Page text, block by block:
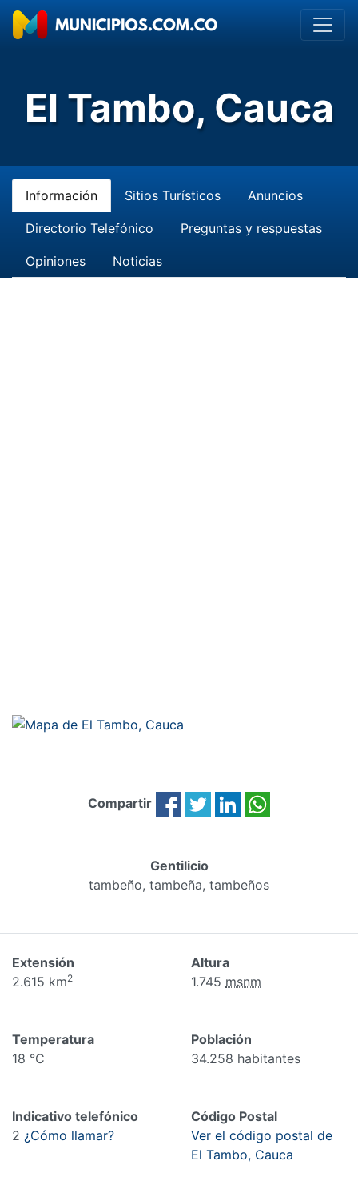
El Tambo, Cauca
Información Sitios Turísticos Anuncios
Directorio Telefónico Preguntas y respuestas
Opiniones Noticias
Compartir
Gentilicio
tambeño, tambeña, tambeños
Extensión
2.615 km2
Altura
1.745 msnm
Temperatura
18 °C
Población
34.258 habitantes
Indicativo telefónico
2 ¿Cómo llamar?
Código Postal
Ver el código postal de
El Tambo, Cauca